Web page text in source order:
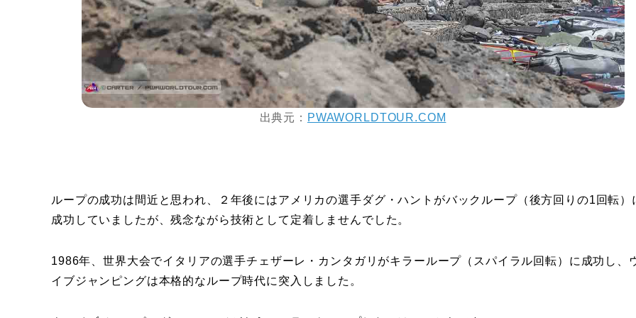
出典元： PWAWORLDTOUR.COM
ループの成功は間近と思われ、２年後にはアメリカの選手ダグ・ハントがバックループ（後方回りの1回転）
成功していましたが、残念ながら技術として定着しませんでした。
1986年、世界大会でイタリアの選手チェザーレ・カンタガリがキラーループ（スパイラル回転）に成功し、
イブジャンピングは本格的なループ時代に突入しました。